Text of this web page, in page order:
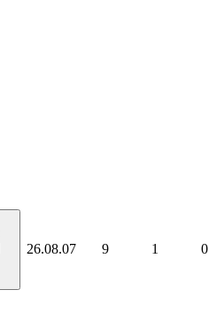
26.08.07 9 1 0